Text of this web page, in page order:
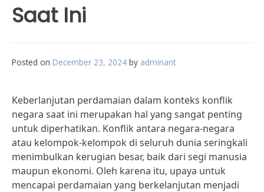
Saat Ini
Posted on December 23, 2024 by adminant
Keberlanjutan perdamaian dalam konteks konflik
negara saat ini merupakan hal yang sangat penting
untuk diperhatikan. Konflik antara negara-negara
atau kelompok-kelompok di seluruh dunia seringkali
menimbulkan kerugian besar, baik dari segi manusia
maupun ekonomi. Oleh karena itu, upaya untuk
mencapai perdamaian yang berkelanjutan menjadi